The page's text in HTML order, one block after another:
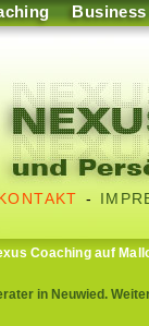
Business
-
Coaching auf
in Neuwied.